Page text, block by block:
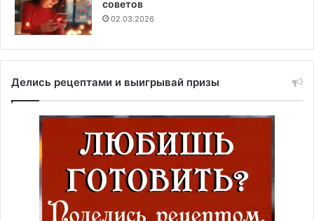
советов
02.03.2026
Делись рецептами и выигрывай призы